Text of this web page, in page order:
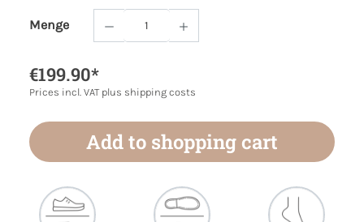
Menge
Product Quantity: Enter the desired
€199.90*
Prices incl. VAT plus shipping costs
Add to shopping cart